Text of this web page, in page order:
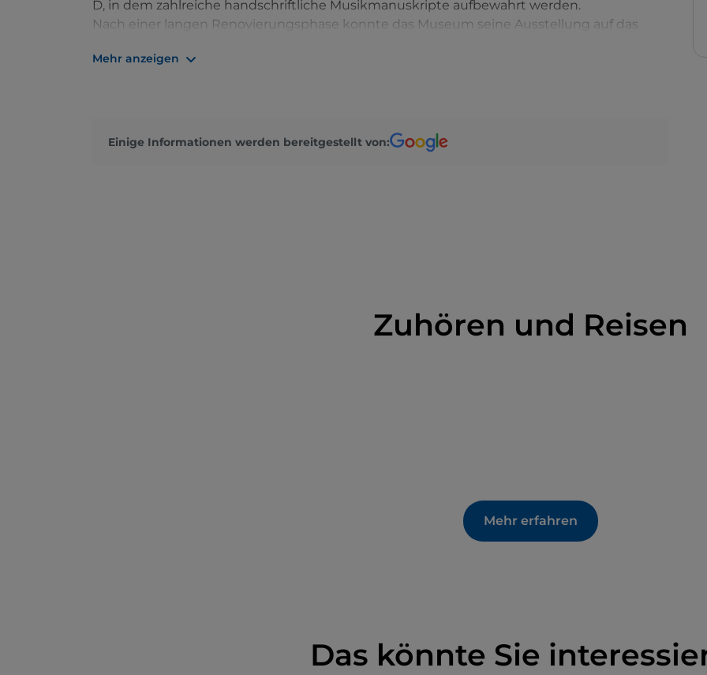
D, in dem zahlreiche handschriftliche Musikmanuskripte aufbewahrt werden.
Nach einer langen Renovierungsphase konnte das Museum seine Ausstellung auf das
Sammlung von Klavieren, Plakaten und Aushängen der Bellini-Feierlichkeiten bewundern
Mehr anzeigen
Einige Informationen werden bereitgestellt von:
Zuhören und Reisen
Mehr erfahren
Das könnte Sie